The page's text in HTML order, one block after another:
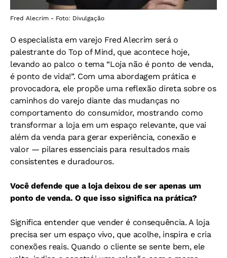
Fred Alecrim - Foto: Divulgação
O especialista em varejo Fred Alecrim será o
palestrante do Top of Mind, que acontece hoje,
levando ao palco o tema “Loja não é ponto de venda,
é ponto de vida!”. Com uma abordagem prática e
provocadora, ele propõe uma reflexão direta sobre os
caminhos do varejo diante das mudanças no
comportamento do consumidor, mostrando como
transformar a loja em um espaço relevante, que vai
além da venda para gerar experiência, conexão e
valor — pilares essenciais para resultados mais
consistentes e duradouros.
Você defende que a loja deixou de ser apenas um
ponto de venda. O que isso significa na prática?
Significa entender que vender é consequência. A loja
precisa ser um espaço vivo, que acolhe, inspira e cria
conexões reais. Quando o cliente se sente bem, ele